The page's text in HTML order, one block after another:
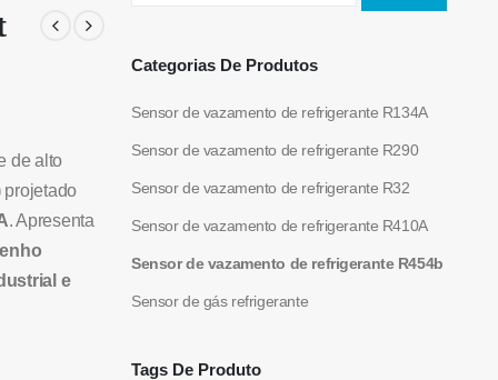
de alto
projetado
. Apresenta
e
Categorias De Produtos
Sensor de vazamento de refrigerante R134A
Sensor de vazamento de refrigerante R290
Sensor de vazamento de refrigerante R32
Sensor de vazamento de refrigerante R410A
Sensor de vazamento de refrigerante R454b
Sensor de gás refrigerante
Tags De Produto